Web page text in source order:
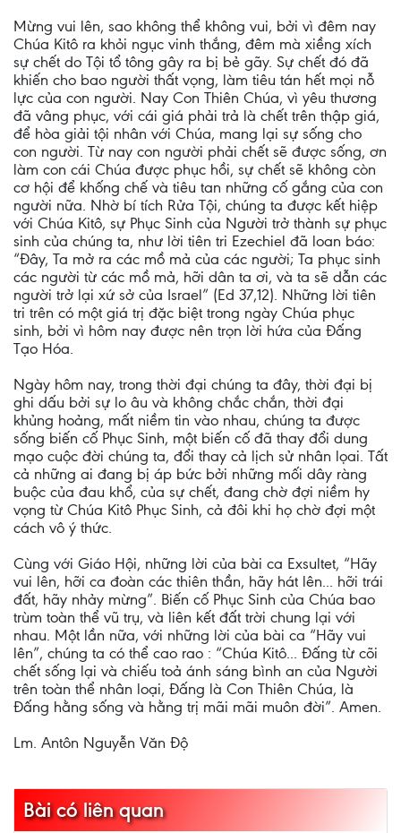
Mừng vui lên, sao không thể không vui, bởi vì đêm nay
Chúa Kitô ra khỏi ngục vinh thắng, đêm mà xiềng xích
sự chết do Tội tổ tông gây ra bị bẻ gãy. Sự chết đó đã
khiến cho bao người thất vọng, làm tiêu tán hết mọi nỗ
lực của con người. Nay Con Thiên Chúa, vì yêu thương
đã vâng phục, với cái giá phải trả là chết trên thập giá,
để hòa giải tội nhân với Chúa, mang lại sự sống cho
con người. Từ nay con người phải chết sẽ được sống, ơn
làm con cái Chúa được phục hồi, sự chết sẽ không còn
cơ hội để khống chế và tiêu tan những cố gắng của con
người nữa. Nhờ bí tích Rửa Tội, chúng ta được kết hiệp
với Chúa Kitô, sự Phục Sinh của Người trở thành sự phục
sinh của chúng ta, như lời tiên tri Ezechiel đã loan báo:
“Ðây, Ta mở ra các mồ mả của các người; Ta phục sinh
các người từ các mồ mả, hỡi dân ta ơi, và ta sẽ dẫn các
người trở lại xứ sở của Israel” (Ed 37,12). Những lời tiên
tri trên có một giá trị đặc biệt trong ngày Chúa phục
sinh, bởi vì hôm nay được nên trọn lời hứa của Ðấng
Tạo Hóa.
Ngày hôm nay, trong thời đại chúng ta đây, thời đại bị
ghi dấu bởi sự lo âu và không chắc chắn, thời đại
khủng hoảng, mất niềm tin vào nhau, chúng ta được
sống biến cố Phục Sinh, một biến cố đã thay đổi dung
mạo cuộc đời chúng ta, đổi thay cả lịch sử nhân lọai. Tất
cả những ai đang bị áp bức bởi những mối dây ràng
buộc của đau khổ, của sự chết, đang chờ đợi niềm hy
vọng từ Chúa Kitô Phục Sinh, cả đôi khi họ chờ đợi một
cách vô ý thức.
Cùng với Giáo Hội, những lời của bài ca Exsultet, “Hãy
vui lên, hỡi ca đoàn các thiên thần, hãy hát lên... hỡi trái
đất, hãy nhảy mừng”. Biến cố Phục Sinh của Chúa bao
trùm toàn thể vũ trụ, và liên kết đất trời chung lại với
nhau. Một lần nữa, với những lời của bài ca “Hãy vui
lên”, chúng ta có thể cao rao : “Chúa Kitô... Ðấng từ cõi
chết sống lại và chiếu toả ánh sáng bình an của Người
trên toàn thể nhân loại, Ðấng là Con Thiên Chúa, là
Ðấng hằng sống và hằng trị mãi mãi muôn đời”. Amen.
Lm. Antôn Nguyễn Văn Độ
Bài có liên quan